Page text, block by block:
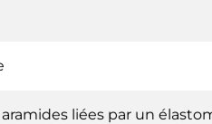
liées par un